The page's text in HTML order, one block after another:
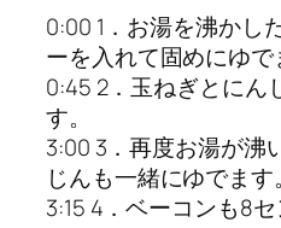
0:00 1．お湯を沸かし
ーを入れて固めにゆで
0:45 2．玉ねぎとにん
す。
3:00 3．再度お湯が沸
じんも一緒にゆでます。
3:15 4．ベーコンも8